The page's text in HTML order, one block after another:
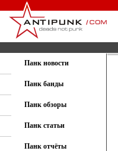
Панк новости
Панк банды
Панк обзоры
Панк статьи
Панк отчёты